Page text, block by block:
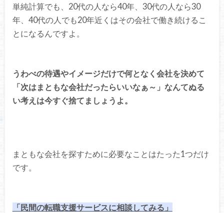
単純計算でも、20代の人なら40年、30代の人なら30
年、40代の人でも20年近くはその会社で働き続けるこ
とになるんですよ。
うわべの待遇やイメージだけで何となく会社を決めて
「次はまともな会社だったらいいなぁ～」なんてぬる
い考えは今すぐ捨てましょうよ。
まともな会社を探すために必要なことはたった1つだけ
です。
「民間の転職支援サービスに相談してみる」